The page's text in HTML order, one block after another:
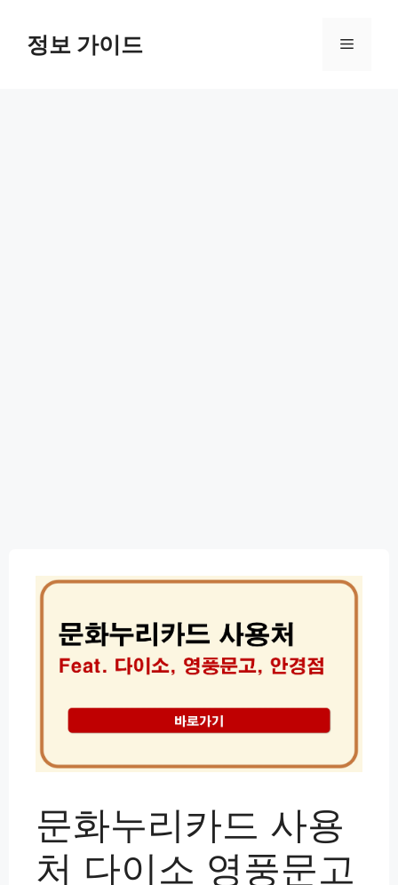
정보 가이드 메
문화누리카드 사용
처 다이소 영풍문고